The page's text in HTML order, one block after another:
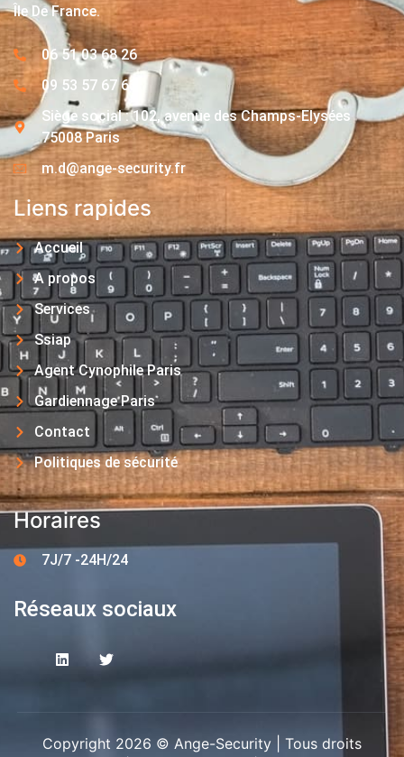
Île De France.
06 51 03 68 26
09 53 57 67 63
Siège social : 102, avenue des Champs-Elysées
75008 Paris
m.d@ange-security.fr
Liens rapides
Accueil
A propos
Services
Ssiap
Agent Cynophile Paris
Gardiennage Paris
Contact
Politiques de sécurité
Horaires
7J/7 -24H/24
Réseaux sociaux
Copyright 2026 © Ange-Security | Tous droits